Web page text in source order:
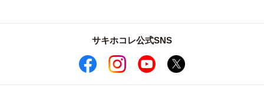
サキホコレ公式SNS